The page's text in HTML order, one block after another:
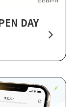
DAY